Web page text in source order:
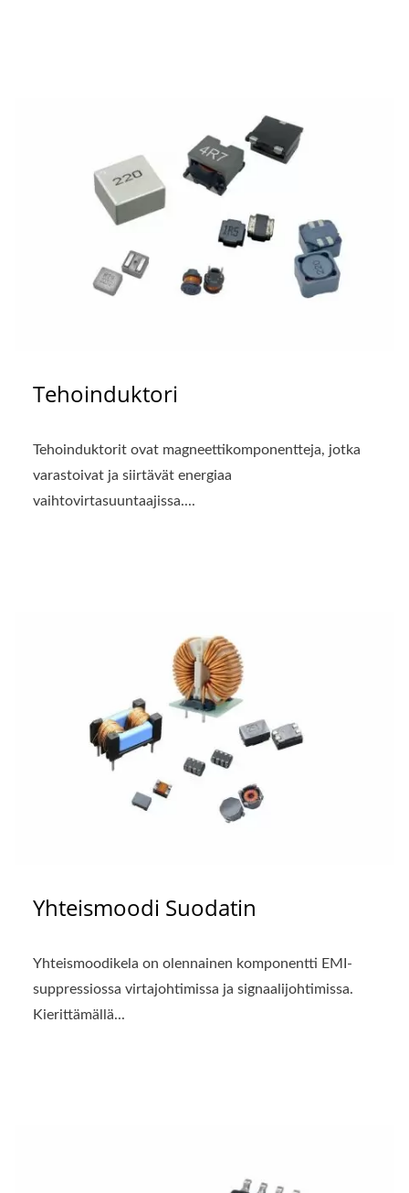
Tehoinduktori
Tehoinduktorit ovat magneettikomponentteja, jotka
varastoivat ja siirtävät energiaa
vaihtovirtasuuntaajissa....
Yhteismoodi Suodatin
Yhteismoodikela on olennainen komponentti EMI-
suppressiossa virtajohtimissa ja signaalijohtimissa.
Kierittämällä...